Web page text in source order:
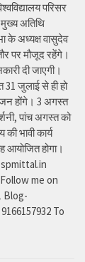
परिसर
अतिथि
के अध्यक्ष वासुदेव
पर मौजूद रहेंगे।
दी जाएगी।
31 जुलाई से ही हो
होंगे। 3 अगस्त
पांच अगस्त को
भावी कार्य
आयोजित होगा।
me on
Blog-
To